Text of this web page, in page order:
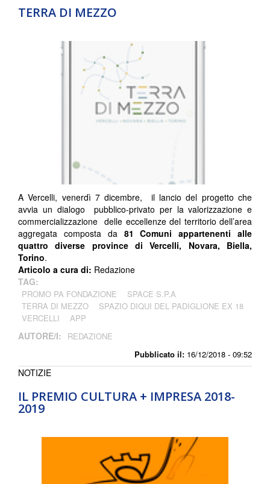
TERRA DI MEZZO
Pubblicato il: 16/12/2018 - 09:52
A Vercelli, venerdì 7 dicembre, il lancio del progetto che
avvia un dialogo pubblico-privato per la valorizzazione e
commercializzazione delle eccellenze del territorio dell’area
aggregata composta da 81 Comuni appartenenti alle
quattro diverse province di Vercelli, Novara, Biella,
Torino.
Articolo a cura di: Redazione
TAG:
PROMO PA FONDAZIONE
SPACE S.P.A
TERRA DI MEZZO
SPAZIO DIQUI DEL PADIGLIONE EX 18
VERCELLI
APP
AUTORE/I: REDAZIONE
IL PREMIO CULTURA + IMPRESA 2018-
2019
NOTIZIE